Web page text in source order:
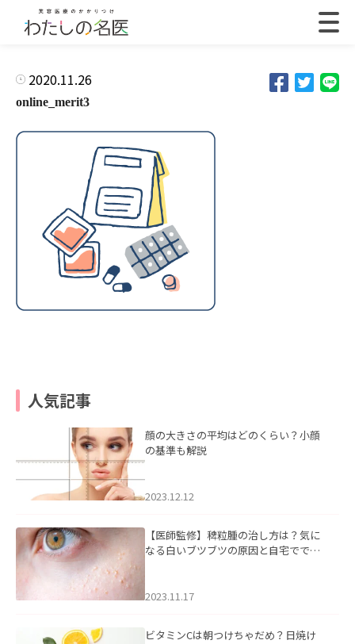
2020.11.26
online_merit3
人気記事
顔の大きさの平均はどのくらい？小顔
の基準も解説
2023.12.12
【医師監修】稗粒腫の治し方は？気に
なる白いブツブツの原因と自宅ででき
2023.11.17
ビタミンCは朝つけちゃだめ？日焼け